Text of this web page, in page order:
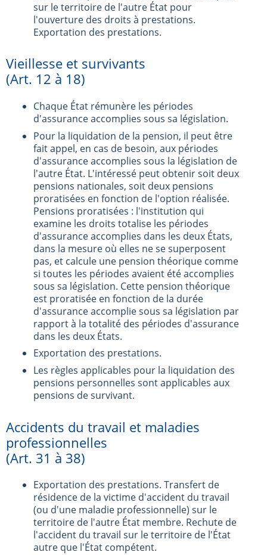
sur le territoire de l'autre État pour
l'ouverture des droits à prestations.
Exportation des prestations.
Vieillesse et survivants
(Art. 12 à 18)
Chaque État rémunère les périodes
d'assurance accomplies sous sa législation.
Pour la liquidation de la pension, il peut être
fait appel, en cas de besoin, aux périodes
d'assurance accomplies sous la législation de
l'autre État. L'intéressé peut obtenir soit deux
pensions nationales, soit deux pensions
proratisées en fonction de l'option réalisée.
Pensions proratisées : l'institution qui
examine les droits totalise les périodes
d'assurance accomplies dans les deux États,
dans la mesure où elles ne se superposent
pas, et calcule une pension théorique comme
si toutes les périodes avaient été accomplies
sous sa législation. Cette pension théorique
est proratisée en fonction de la durée
d'assurance accomplie sous sa législation par
rapport à la totalité des périodes d'assurance
dans les deux États.
Exportation des prestations.
Les règles applicables pour la liquidation des
pensions personnelles sont applicables aux
pensions de survivant.
Accidents du travail et maladies
professionnelles
(Art. 31 à 38)
Exportation des prestations. Transfert de
résidence de la victime d'accident du travail
(ou d'une maladie professionnelle) sur le
territoire de l'autre État membre. Rechute de
l'accident du travail sur le territoire de l'État
autre que l'État compétent.